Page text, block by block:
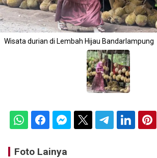
Wisata durian di Lembah Hijau Bandarlampung
Foto Lainya